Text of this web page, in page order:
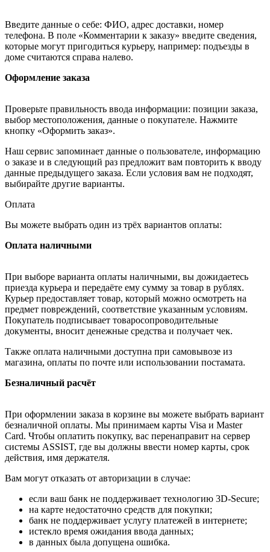
Введите данные о себе: ФИО, адрес доставки, номер
телефона. В поле «Комментарии к заказу» введите сведения,
которые могут пригодиться курьеру, например: подъезды в
доме считаются справа налево.
Оформление заказа
Проверьте правильность ввода информации: позиции заказа,
выбор местоположения, данные о покупателе. Нажмите
кнопку «Оформить заказ».
Наш сервис запоминает данные о пользователе, информацию
о заказе и в следующий раз предложит вам повторить к вводу
данные предыдущего заказа. Если условия вам не подходят,
выбирайте другие варианты.
Оплата
Вы можете выбрать один из трёх вариантов оплаты:
Оплата наличными
При выборе варианта оплаты наличными, вы дожидаетесь
приезда курьера и передаёте ему сумму за товар в рублях.
Курьер предоставляет товар, который можно осмотреть на
предмет повреждений, соответствие указанным условиям.
Покупатель подписывает товаросопроводительные
документы, вносит денежные средства и получает чек.
Также оплата наличными доступна при самовывозе из
магазина, оплаты по почте или использовании постамата.
Безналичный расчёт
При оформлении заказа в корзине вы можете выбрать вариант
безналичной оплаты. Мы принимаем карты Visa и Master
Card. Чтобы оплатить покупку, вас перенаправит на сервер
системы ASSIST, где вы должны ввести номер карты, срок
действия, имя держателя.
Вам могут отказать от авторизации в случае:
если ваш банк не поддерживает технологию 3D-Secure;
на карте недостаточно средств для покупки;
банк не поддерживает услугу платежей в интернете;
истекло время ожидания ввода данных;
в данных была допущена ошибка.